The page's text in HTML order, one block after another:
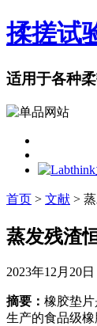
揉搓试
适用于各种
首页 > 文献 >
蒸发残渣
2023年12月20日
摘要： 橡胶垫
生产的食品级